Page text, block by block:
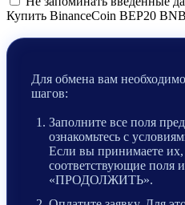
Купить BinanceCoin BEP20
Для обмена вам
шагов:
Заполните все поля
ознакомьтесь с
Если вы принимаете их,
соответствующие поля
«ПРОДОЛЖИТЬ».